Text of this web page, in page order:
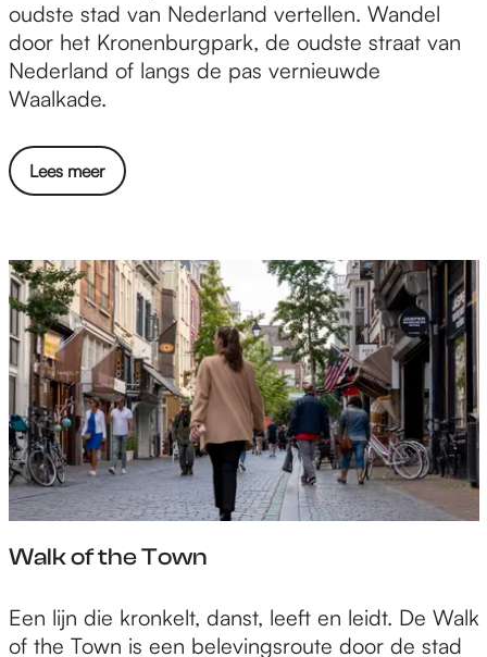
z
i
e
n
w
a
d
i
g
h
e
d
e
n
oudste stad van Nederland vertellen. Wandel
door het Kronenburgpark, de oudste straat van
Nederland of langs de pas vernieuwde
Waalkade.
Lees meer
Walk of the Town
W
a
Een lijn die kronkelt, danst, leeft en leidt. De Walk
of the Town is een belevingsroute door de stad